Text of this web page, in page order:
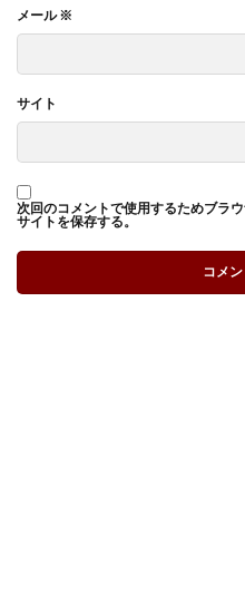
メール※
サイト
次回のコメントで使用するためブラ
サイトを保存する。